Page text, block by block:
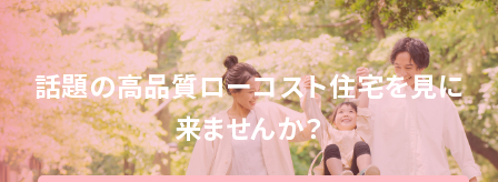
話題の高品質ローコスト住宅を見に
来ませんか？